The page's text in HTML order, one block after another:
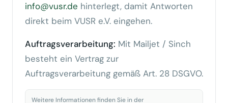
info@vusr.de hinterlegt, damit Antworten
direkt beim VUSR e.V. eingehen.
Auftragsverarbeitung: Mit Mailjet / Sinch
besteht ein Vertrag zur
Auftragsverarbeitung gemäß Art. 28 DSGVO.
Weitere Informationen finden Sie in der